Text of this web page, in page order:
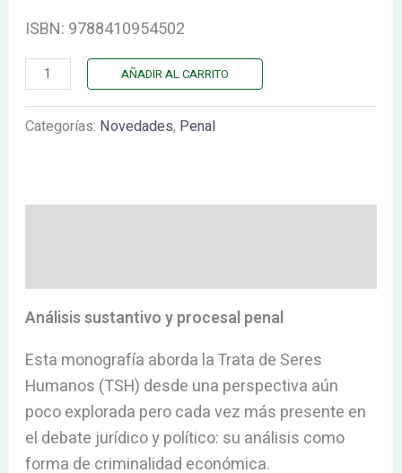
ISBN: 9788410954502
AÑADIR AL CARRITO
Categorías: Novedades, Penal
Análisis sustantivo y procesal penal
Esta monografía aborda la Trata de Seres
Humanos (TSH) desde una perspectiva aún
poco explorada pero cada vez más presente en
el debate jurídico y político: su análisis como
forma de criminalidad económica.